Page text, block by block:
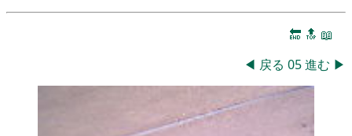
🔚 🔝 📖
◀ 戻る 05進む ▶